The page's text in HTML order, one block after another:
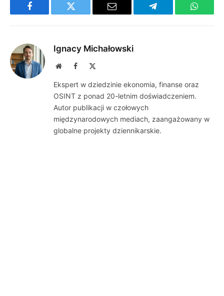
Facebook Twitter Email Telegram
Ignacy Michałowski
WebsiteFacebook
Ekspert w dziedzinie ekonomia, finanse oraz
OSINT z ponad 20-letnim doświadczeniem.
Autor publikacji w czołowych
międzynarodowych mediach, zaangażowany w
globalne projekty dziennikarskie.